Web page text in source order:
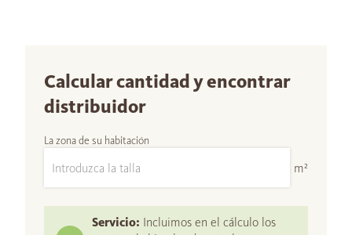
Calcular cantidad y encontrar
distribuidor
La zona de su habitación
m²
Servicio: Incluimos en el cálculo los